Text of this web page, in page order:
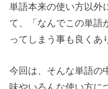
単語本来の使い方以外
て、「なんでこの単語
ってしまう事も良くあ
今回は、そんな単語の
味やいろんな使い方に